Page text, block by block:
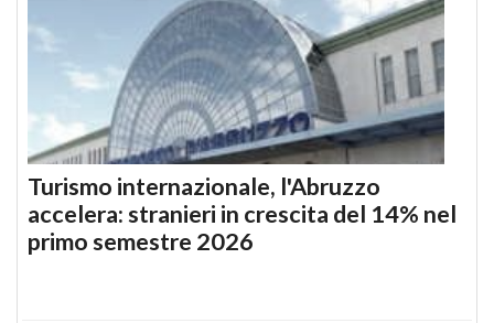
Turismo internazionale, l'Abruzzo
accelera: stranieri in crescita del 14% nel
primo semestre 2026